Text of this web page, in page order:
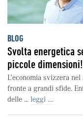
BLOG
Svolta energetica
piccole dimensioni!
L’economia svizzera
fronte a grandi sfide.
delle ... leggi ....